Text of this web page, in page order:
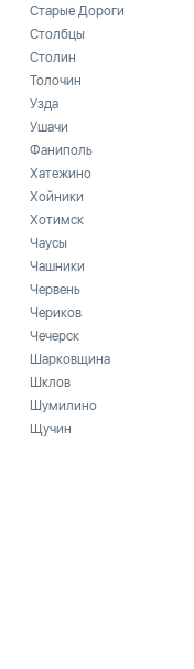
Старые Дороги
Столбцы
Столин
Толочин
Узда
Ушачи
Фаниполь
Хатежино
Хойники
Хотимск
Чаусы
Чашники
Червень
Чериков
Чечерск
Шарковщина
Шклов
Шумилино
Щучин